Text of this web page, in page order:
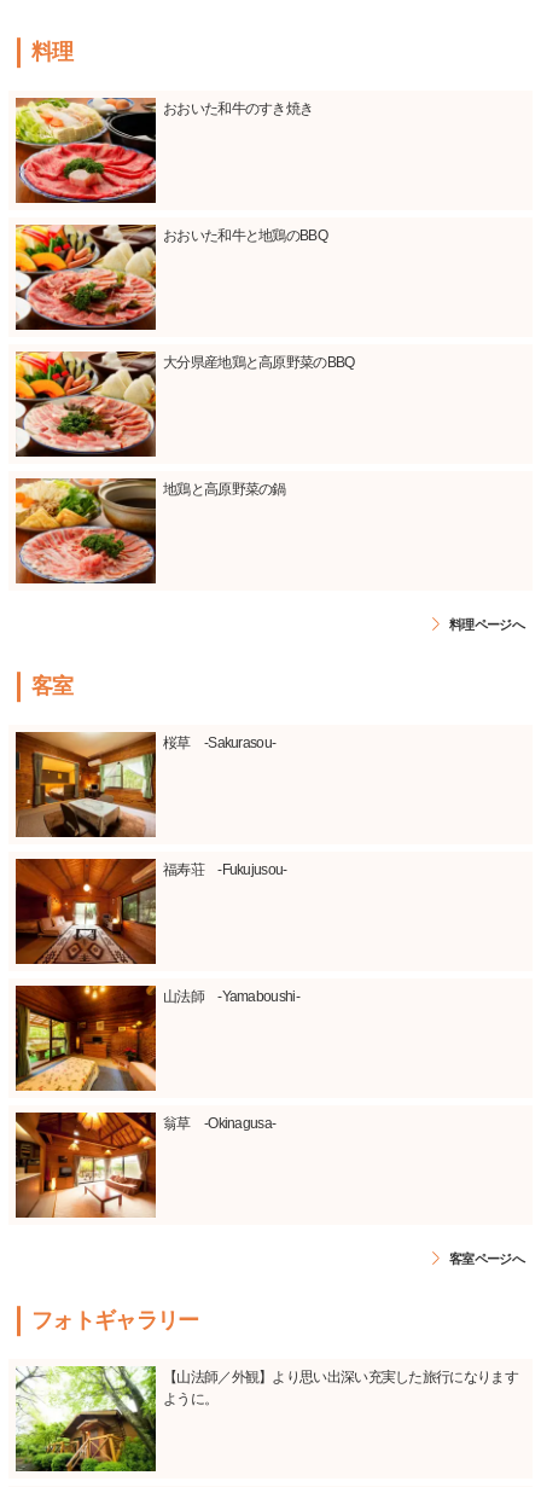
料理
おおいた和牛のすき焼き
おおいた和牛と地鶏のBBQ
大分県産地鶏と高原野菜のBBQ
地鶏と高原野菜の鍋
料理ページへ
客室
桜草 -Sakurasou-
福寿荘 -Fukujusou-
山法師 -Yamaboushi-
翁草 -Okinagusa-
客室ページへ
フォトギャラリー
【山法師／外観】より思い出深い充実した旅行になります
ように。